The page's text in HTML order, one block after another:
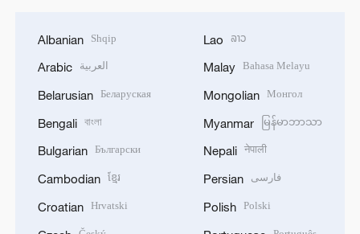
Albanian Shqip
Arabic العربية
Belarusian Беларуская
Bengali বাংলা
Bulgarian Български
Cambodian ខ្មែរ
Croatian Hrvatski
Lao ລາວ
Malay Bahasa Melayu
Mongolian Монгол
Myanmar မြန်မာဘာသာ
Nepali नेपाली
Persian فارسی
Polish Polski